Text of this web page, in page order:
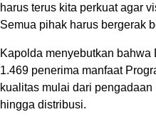
harus terus kita perkuat agar
Semua pihak harus bergerak
Kapolda menyebutkan
1.469 penerima manfaat
kualitas mulai dari
hingga distribusi.